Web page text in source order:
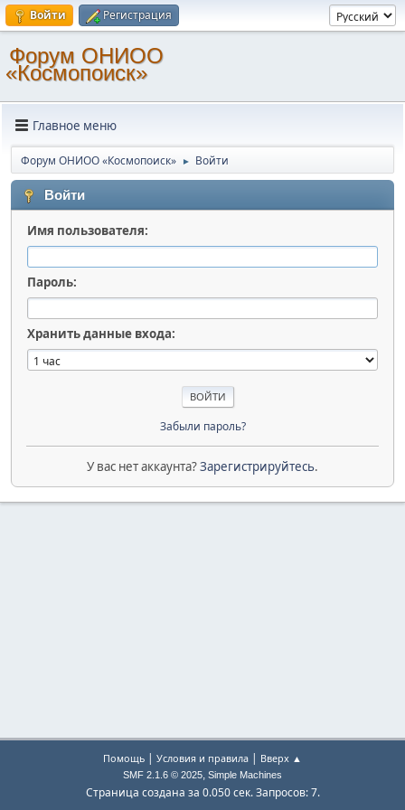
Войти Регистрация
Форум ОНИОО
«Космопоиск»
Главное меню
Форум ОНИОО «Космопоиск» ► Войти
Войти
Имя пользователя:
Пароль:
Хранить данные входа:
Забыли пароль?
У вас нет аккаунта?Зарегистрируйтесь.
Помощь | Условия и правила | Вверх ▲
SMF 2.1.6 © 2025, Simple Machines
Страница создана за 0.050 сек. Запросов: 7.